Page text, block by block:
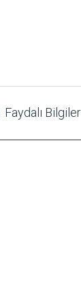
Faydalı Bilgiler